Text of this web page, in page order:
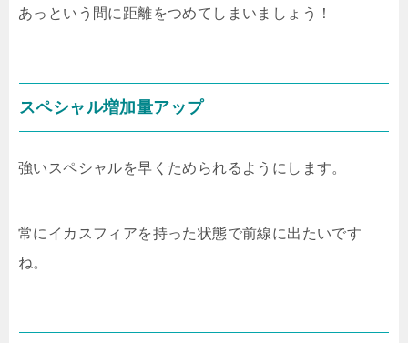
あっという間に距離をつめてしまいましょう！
スペシャル増加量アップ
強いスペシャルを早くためられるようにします。
常にイカスフィアを持った状態で前線に出たいです
ね。